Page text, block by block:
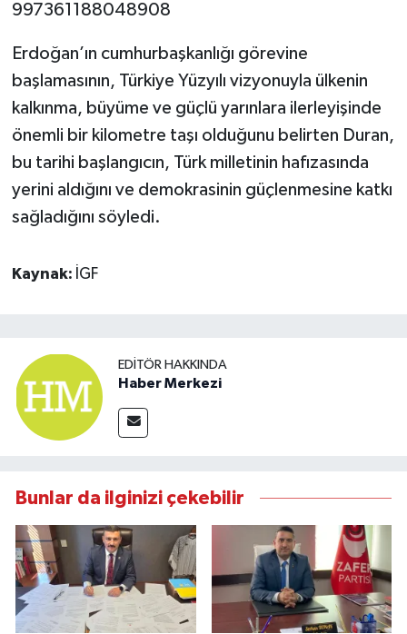
997361188048908
Erdoğan’ın cumhurbaşkanlığı görevine
başlamasının, Türkiye Yüzyılı vizyonuyla ülkenin
kalkınma, büyüme ve güçlü yarınlara ilerleyişinde
önemli bir kilometre taşı olduğunu belirten Duran,
bu tarihi başlangıcın, Türk milletinin hafızasında
yerini aldığını ve demokrasinin güçlenmesine katkı
sağladığını söyledi.
Kaynak: İGF
EDITÖR HAKKINDA
Haber Merkezi
Bunlar da ilginizi çekebilir